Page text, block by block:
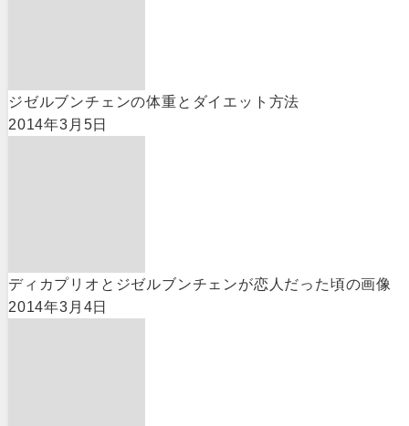
ジゼルブンチェンの体重とダイエット方法
2014年3月5日
ディカプリオとジゼルブンチェンが恋人だった頃の画像
2014年3月4日